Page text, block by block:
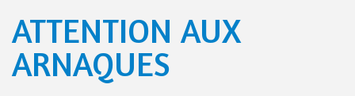
ATTENTION AUX
ARNAQUES